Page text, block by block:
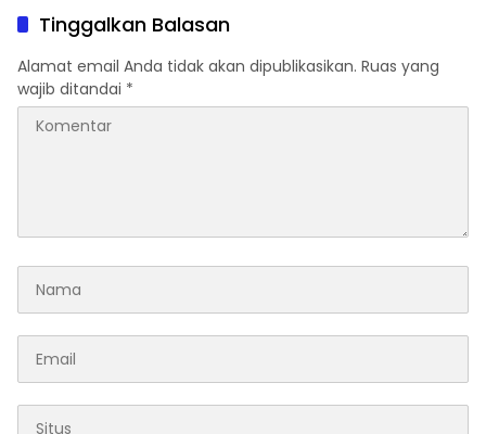
Tinggalkan Balasan
Alamat email Anda tidak akan dipublikasikan. Ruas yang
wajib ditandai *